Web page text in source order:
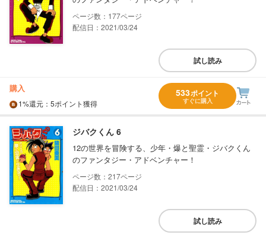
177
配信日：2021/03/24
試し読み
購入
1%還元 ：5ポイント獲得
533ポイント
すぐに購入
ジバクくん 6
12の世界を冒険する、少年・爆と聖霊・ジバクくん
のファンタジー・アドベンチャー！
217
配信日：2021/03/24
試し読み